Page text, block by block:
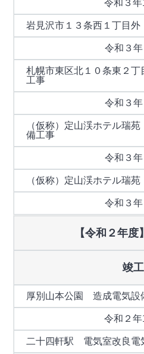
令和３年
岩見沢市１３条西１丁目
令和３年
札幌市東区北１０条東２
工事
令和３年
（仮称）定山渓ホテル瑞
備工事
令和３年
（仮称）定山渓ホテル瑞
令和３年
【令和２年
竣工
厚別山本公園 造成電気設
令和２年
二十四軒駅 電気室改良電